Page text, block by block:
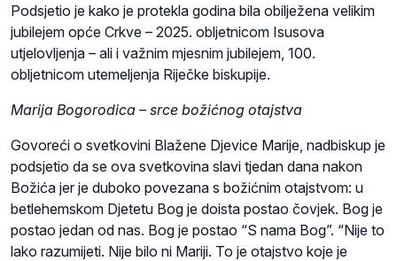
Podsjetio je kako je protekla godina bila obilježena velikim
jubilejem opće Crkve – 2025. obljetnicom Isusova
utjelovljenja – ali i važnim mjesnim jubilejem, 100.
obljetnicom utemeljenja Riječke biskupije.
Marija Bogorodica – srce božićnog otajstva
Govoreći o svetkovini Blažene Djevice Marije, nadbiskup je
podsjetio da se ova svetkovina slavi tjedan dana nakon
Božića jer je duboko povezana s božićnim otajstvom: u
betlehemskom Djetetu Bog je doista postao čovjek. Bog je
postao jedan od nas. Bog je postao “S nama Bog”. “Nije to
lako razumijeti. Nije bilo ni Mariji. To je otajstvo koje je